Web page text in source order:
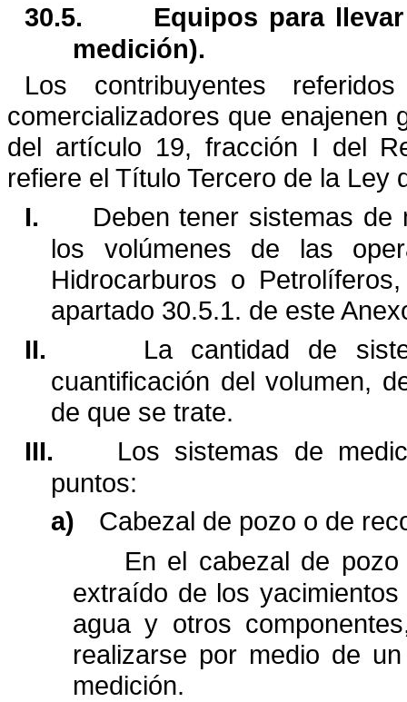
30.5.
Equipos para
medición).
Los contribuyentes
comercializadores que enajenen
del artículo 19, fracción I del
refiere el Título Tercero de la Ley
I.
Deben tener sistemas de
los volúmenes de las
Hidrocarburos o
apartado 30.5.1. de este
II.
La cantidad de
cuantificación del volumen,
de que se trate.
III.
Los sistemas de
puntos:
a)
Cabezal de pozo o de
En el cabezal de
extraído de los
agua y otros
realizarse por medio de
medición.